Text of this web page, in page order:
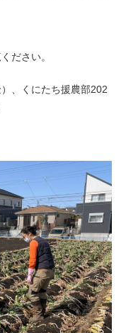
ださい。
、くにたち援農部202